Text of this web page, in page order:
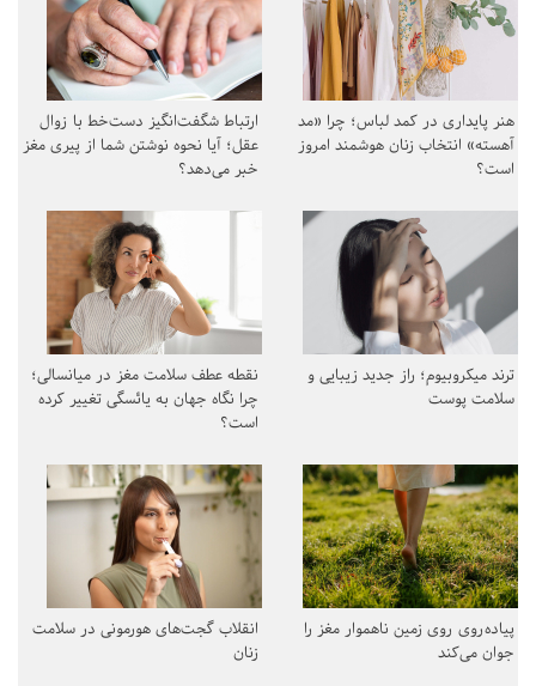
هنر پایداری در کمد لباس؛ چرا «مد
آهسته» انتخاب زنان هوشمند امروز
است؟
ارتباط شگفت‌انگیز دست‌خط با زوال
عقل؛ آیا نحوه نوشتن شما از پیری مغز
خبر می‌دهد؟
ترند میکروبیوم؛ راز جدید زیبایی و
سلامت پوست
نقطه عطف سلامت مغز در میانسالی؛
چرا نگاه جهان به یائسگی تغییر کرده
است؟
پیاده‌روی روی زمین ناهموار مغز را
جوان می‌کند
انقلاب گجت‌های هورمونی در سلامت
زنان